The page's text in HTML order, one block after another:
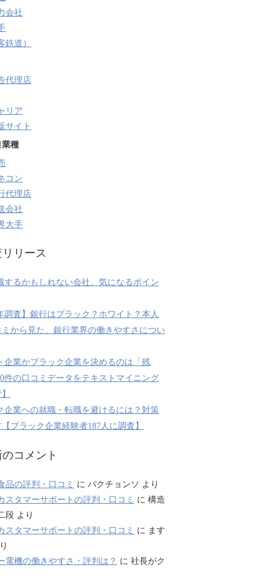
会社
鉄道）
代理店
リア
サイト
業種
コン
代理店
会社
大手
リース
するかもしれない会社。気になるポイン
調査】銀行はブラック？ホワイト？本人
から見た、銀行業界の働きやすさについ
企業かブラック企業を決めるのは「残
件の口コミデータをテキストマイニング
企業への就職・転職を避けるには？対策
ブラック企業経験者187人に調査】
コメント
品の評判・口コミ に パクチョンソ より
スタマーサポートの評判・口コミ に 構造
段 より
スタマーサポートの評判・口コミ に ます
電機の働きやすさ・評判は？ に 社長がク